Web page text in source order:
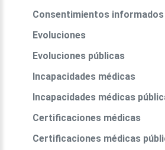
Consentimientos
Evoluciones
Evoluciones públicas
Incapacidades médicas
Incapacidades médicas
Certificaciones médicas
Certificaciones médicas